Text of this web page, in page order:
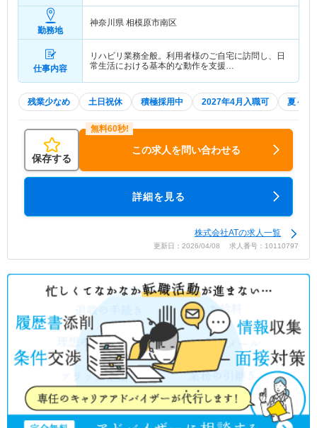
勤務地
神奈川県 相模原市南区
仕事内容
リハビリ業務全般。利用者様のご自宅に訪問し、日
常生活における基本的な動作を支援…
残業少なめ 土日祝休 積極採用中 2027年4月入職可 夏～秋
保存する
この求人を問い合わせる
詳細を見る
株式会社ATの求人一覧
更新日：2026/04/08 求人番号：10110797